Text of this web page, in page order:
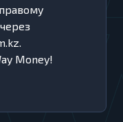
.
Money!